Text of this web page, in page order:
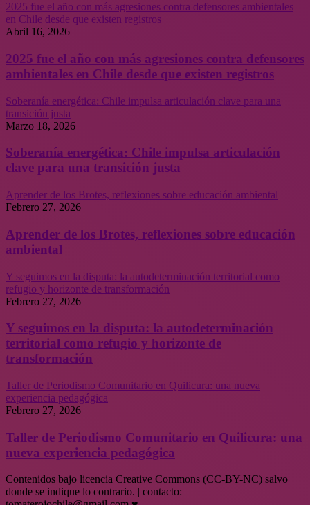
2025 fue el año con más agresiones contra defensores ambientales
en Chile desde que existen registros
Abril 16, 2026
2025 fue el año con más agresiones contra defensores
ambientales en Chile desde que existen registros
Soberanía energética: Chile impulsa articulación clave para una
transición justa
Marzo 18, 2026
Soberanía energética: Chile impulsa articulación
clave para una transición justa
Aprender de los Brotes, reflexiones sobre educación ambiental
Febrero 27, 2026
Aprender de los Brotes, reflexiones sobre educación
ambiental
Y seguimos en la disputa: la autodeterminación territorial como
refugio y horizonte de transformación
Febrero 27, 2026
Y seguimos en la disputa: la autodeterminación
territorial como refugio y horizonte de
transformación
Taller de Periodismo Comunitario en Quilicura: una nueva
experiencia pedagógica
Febrero 27, 2026
Taller de Periodismo Comunitario en Quilicura: una
nueva experiencia pedagógica
Contenidos bajo licencia Creative Commons (CC-BY-NC) salvo
donde se indique lo contrario. | contacto: